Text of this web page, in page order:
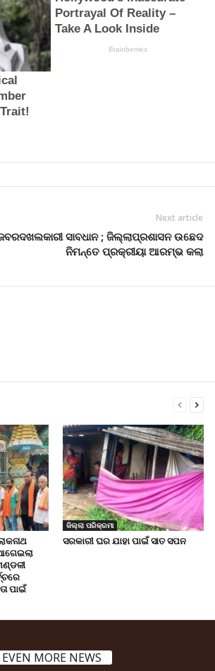
Next article
ସାବଧାନ ; ଜିଲ୍ଲାପ୍ରଶାସନ ଉଛେଦ
ନିମନ୍ତେ ପ୍ରକ୍ରୀୟା ଆରମ୍ଭ କଲା
ପାଇଁ
ଜିଲ୍ଲା ପରିକ୍ରମା
ସରକାରୀ ଘର ଯାହା ପାଇଁ ସାତ ସପନ
EVEN MORE NEWS